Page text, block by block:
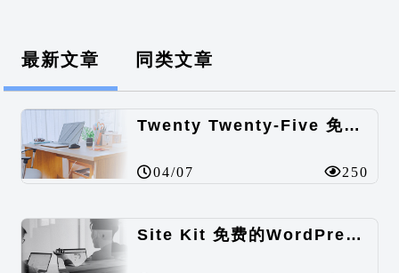
最新文章 同类文章
Twenty Twenty-Five 免费的WordPress内容主题
04/07 250
Site Kit 免费的WordPress数据统计插件